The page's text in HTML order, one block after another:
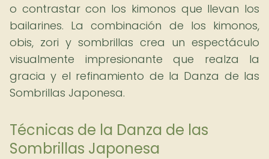
o contrastar con los kimonos que llevan los
bailarines. La combinación de los kimonos,
obis, zori y sombrillas crea un espectáculo
visualmente impresionante que realza la
gracia y el refinamiento de la Danza de las
Sombrillas Japonesa.
Técnicas de la Danza de las
Sombrillas Japonesa